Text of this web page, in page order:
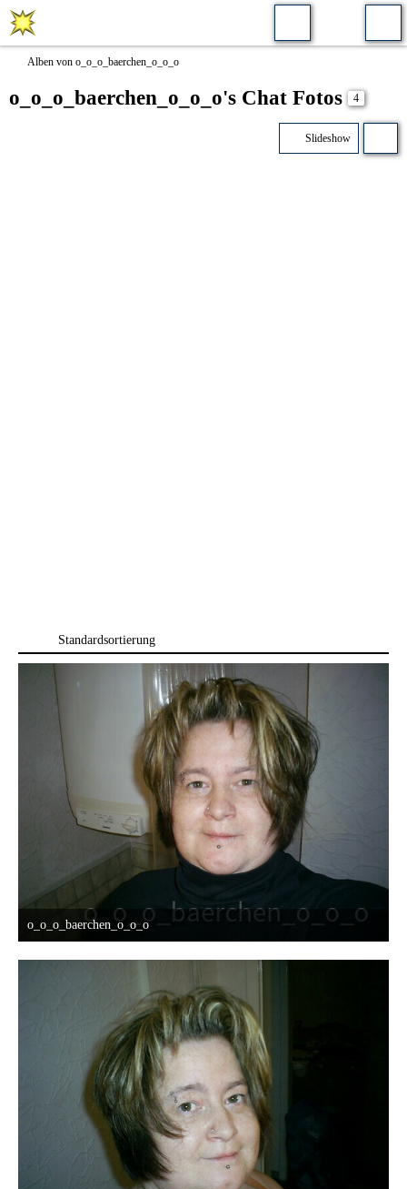
Alben von o_o_o_baerchen_o_o_o
o_o_o_baerchen_o_o_o's Chat Fotos 4
Slideshow
Standardsortierung
o_o_o_baerchen_o_o_o
12. Oktober 2015 um 13:07